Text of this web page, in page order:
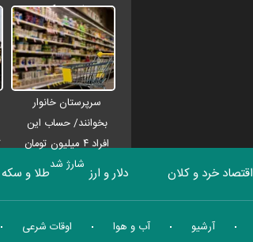
پنهان + عکس
سرپرستان خانوار
بخوانند/ حساب این
افراد ۴ میلیون تومان
شارژ شد
اقتصاد خرد و کلان دلار و ارز طلا و سکه
انرژی چندرسانه ای منهای اقتصاد آرشیو آب و هوا اوقات شرعی